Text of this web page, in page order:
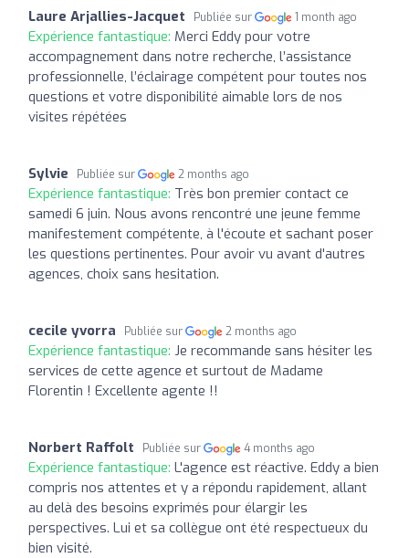
Laure Arjallies-Jacquet Publiée sur 1 month ago
Expérience fantastique: Merci Eddy pour votre
accompagnement dans notre recherche, l’assistance
professionnelle, l’éclairage compétent pour toutes nos
questions et votre disponibilité aimable lors de nos
visites répétées
Sylvie Publiée sur 2 months ago
Expérience fantastique: Très bon premier contact ce
samedi 6 juin. Nous avons rencontré une jeune femme
manifestement compétente, à l'écoute et sachant poser
les questions pertinentes. Pour avoir vu avant d'autres
agences, choix sans hesitation.
cecile yvorra Publiée sur 2 months ago
Expérience fantastique: Je recommande sans hésiter les
services de cette agence et surtout de Madame
Florentin ! Excellente agente !!
Norbert Raffolt Publiée sur 4 months ago
Expérience fantastique: L'agence est réactive. Eddy a bien
compris nos attentes et y a répondu rapidement, allant
au delà des besoins exprimés pour élargir les
perspectives. Lui et sa collègue ont été respectueux du
bien visité.